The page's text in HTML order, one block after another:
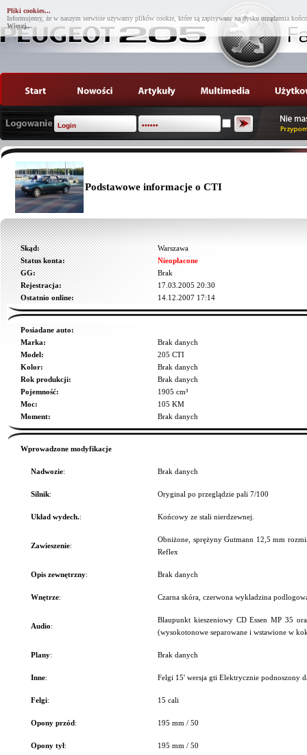
Pliki cookies...
Informujemy, że w naszym serwisie używamy plików cookie, które są zapisywane na dysku urządzenia
Więcej...
Podstawowe informacje o CTI
Skąd:
Warszawa
Status konta:
Nieopłacone
GG:
Brak
Rejestracja:
17.03.2005 20:30
Ostatnio online:
14.12.2007 17:14
Posiadane auto:
Marka:
Brak danych
Model:
205 CTI
Kolor:
Brak danych
Rok produkcji:
Brak danych
Pojemność:
1905 cm³
Moc:
105 KM
Moment:
Brak danych
Wprowadzone modyfikacje
Nadwozie: Brak danych
Silnik: Oryginal po przeglądzie pali 7/100
Układ wydech.: Końcowy ze stali nierdzewnej.
Zawieszenie:
Obniżone, sprężyny Gutmann 12,5 mm
Reflex
Opis zewnętrzny: Brak danych
Wnętrze: Czarna skóra, czerwona wykladzina
Audio:
Blaupunkt kieszeniowy CD Essen MP 35
(wysokotonowe separowane i wstawione w
Plany: Brak danych
Inne: Felgi 15' wersja gti Elektrycznie podnoszony
Felgi: 15 cali
Opony przód: 195 mm / 50
Opony tył: 195 mm / 50